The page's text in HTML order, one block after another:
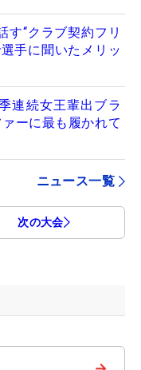
す“クラブ契約フリ
手に聞いたメリッ
連続女王輩出ブラ
ーに最も履かれて
ニュース一覧
次の大会